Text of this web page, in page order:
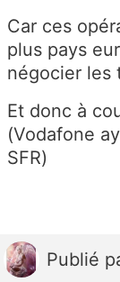
Car ces
plus pays
négocier les
Et donc à
(Vodafone
SFR)
Publié